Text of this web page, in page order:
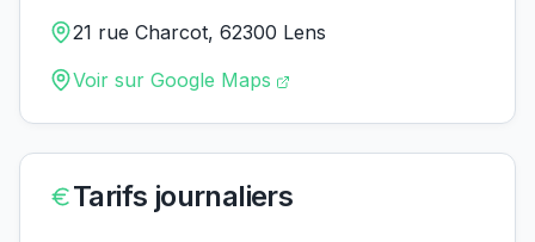
21 rue Charcot, 62300 Lens
Voir sur Google Maps
Tarifs journaliers